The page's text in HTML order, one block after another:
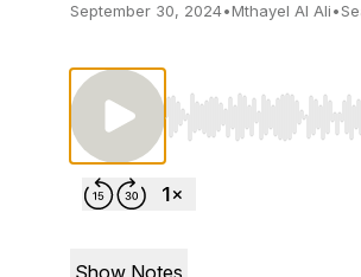
September 30, 2024•Mthayel Al Ali•
Use Left/Right to
Show Notes